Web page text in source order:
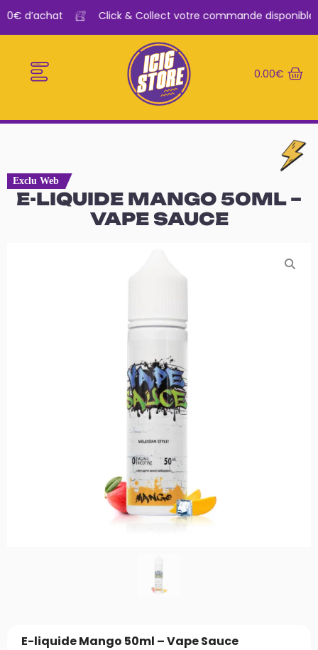
d’achat Click & Collect votre commande disponible
0.00€
Exclu Web
E-LIQUIDE MANGO 50ML –
VAPE SAUCE
E-liquide Mango 50ml – Vape Sauce